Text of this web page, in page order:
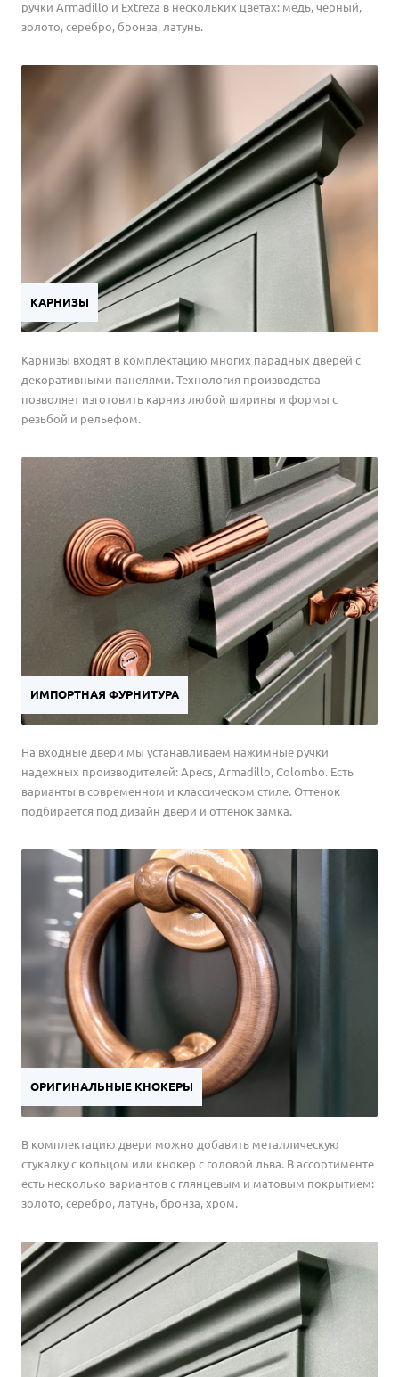
ручки Armadillo и Extreza в нескольких цветах: медь, черный,
золото, серебро, бронза, латунь.
КАРНИЗЫ
Карнизы входят в комплектацию многих парадных дверей с
декоративными панелями. Технология производства
позволяет изготовить карниз любой ширины и формы с
резьбой и рельефом.
ИМПОРТНАЯ ФУРНИТУРА
На входные двери мы устанавливаем нажимные ручки
надежных производителей: Apecs, Armadillo, Colombo. Есть
варианты в современном и классическом стиле. Оттенок
подбирается под дизайн двери и оттенок замка.
ОРИГИНАЛЬНЫЕ КНОКЕРЫ
В комплектацию двери можно добавить металлическую
стукалку с кольцом или кнокер с головой льва. В ассортименте
есть несколько вариантов с глянцевым и матовым покрытием:
золото, серебро, латунь, бронза, хром.